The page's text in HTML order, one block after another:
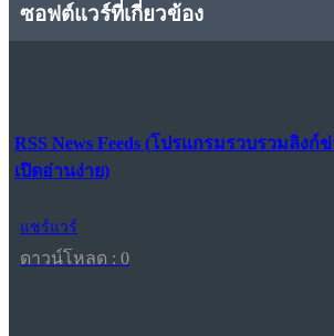
ซอฟต์แวร์ที่เกี่ยวข้อง
RSS News Feeds (โปรแกรมรวบรวมลิง
เปิดอ่านง่าย)
แชร์แวร์
ดาวน์โหลด : 0